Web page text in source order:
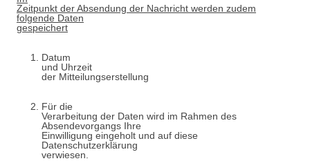
Zeitpunkt der Absendung der Nachricht werden zudem
folgende Daten
gespeichert
Datum
und Uhrzeit
der Mitteilungserstellung
Für die
Verarbeitung der Daten wird im Rahmen des
Absendevorgangs Ihre
Einwilligung eingeholt und auf diese
Datenschutzerklärung
verwiesen.